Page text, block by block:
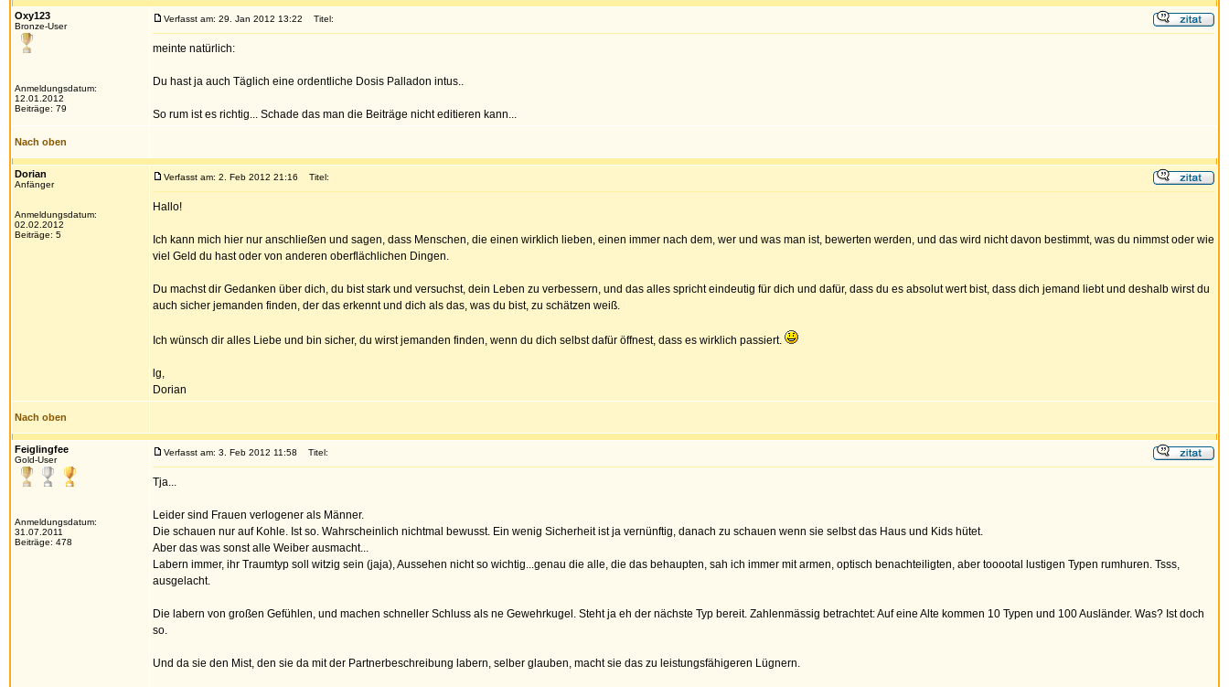
Oxy123
Bronze-User
Anmeldungsdatum:
12.01.2012
Beiträge: 79
Verfasst am: 29. Jan 2012 13:22 Titel:
meinte natürlich:
Du hast ja auch Täglich eine ordentliche Dosis Palladon intus..
So rum ist es richtig... Schade das man die Beiträge nicht editieren kann...
Nach oben
Dorian
Anfänger
Anmeldungsdatum:
02.02.2012
Beiträge: 5
Verfasst am: 2. Feb 2012 21:16 Titel:
Hallo!
Ich kann mich hier nur anschließen und sagen, dass Menschen, die einen wirklich lieben, einen immer nach dem, wer und was man ist, bewerten werden, und das wird nicht davon bestimmt, was du nimmst oder wie
viel Geld du hast oder von anderen oberflächlichen Dingen.
Du machst dir Gedanken über dich, du bist stark und versuchst, dein Leben zu verbessern, und das alles spricht eindeutig für dich und dafür, dass du es absolut wert bist, dass dich jemand liebt und deshalb wirst du
auch sicher jemanden finden, der das erkennt und dich als das, was du bist, zu schätzen weiß.
Ich wünsch dir alles Liebe und bin sicher, du wirst jemanden finden, wenn du dich selbst dafür öffnest, dass es wirklich passiert.
lg,
Dorian
Nach oben
Feiglingfee
Gold-User
Anmeldungsdatum:
31.07.2011
Beiträge: 478
Verfasst am: 3. Feb 2012 11:58 Titel:
Tja...
Leider sind Frauen verlogener als Männer.
Die schauen nur auf Kohle. Ist so. Wahrscheinlich nichtmal bewusst. Ein wenig Sicherheit ist ja vernünftig, danach zu schauen wenn sie selbst das Haus und Kids hütet.
Aber das was sonst alle Weiber ausmacht...
Labern immer, ihr Traumtyp soll witzig sein (jaja), Aussehen nicht so wichtig...genau die alle, die das behaupten, sah ich immer mit armen, optisch benachteiligten, aber tooootal lustigen Typen rumhuren. Tsss,
ausgelacht.
Die labern von großen Gefühlen, und machen schneller Schluss als ne Gewehrkugel. Steht ja eh der nächste Typ bereit. Zahlenmässig betrachtet: Auf eine Alte kommen 10 Typen und 100 Ausländer. Was? Ist doch
so.
Und da sie den Mist, den sie da mit der Partnerbeschreibung labern, selber glauben, macht sie das zu leistungsfähigeren Lügnern.